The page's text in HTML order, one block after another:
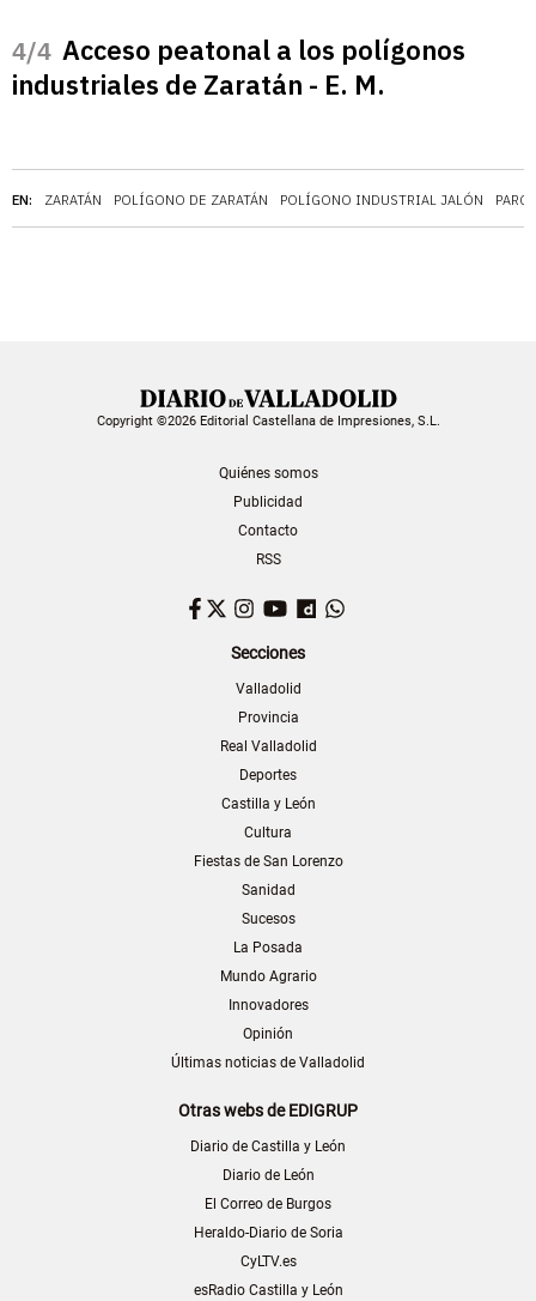
EN: ZARATÁN POLÍGONO DE ZARATÁN POLÍGONO INDUSTRIAL JALÓN
/4 Acceso peatonal a los polígonos
industriales de Zaratán - E. M.
Copyright ©2026 Editorial Castellana de Impresiones, S.L.
Quiénes somos
Publicidad
Contacto
RSS
Facebook
TwitterInstagram
YouTubeDailymotion
Secciones
Valladolid
Provincia
Real Valladolid
Deportes
Castilla y León
Cultura
Fiestas de San Lorenzo
Sanidad
Sucesos
La Posada
Mundo Agrario
Innovadores
Opinión
Últimas noticias de Valladolid
Otras webs de EDIGRUP
Diario de Castilla y León
Diario de León
El Correo de Burgos
Heraldo-Diario de Soria
CyLTV.es
esRadio Castilla y León